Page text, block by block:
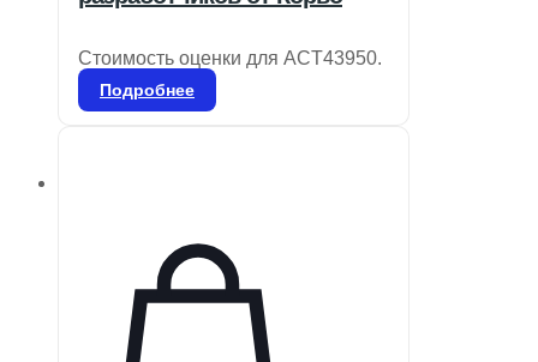
Стоимость оценки для ACT43950.
Подробнее